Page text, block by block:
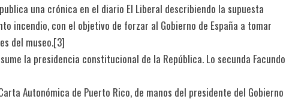
una crónica en el diario El Liberal describiendo la supuesta
incendio, con el objetivo de forzar al Gobierno de España a tomar
del museo.[3]​
la presidencia constitucional de la República. Lo secunda Facundo
Autonómica de Puerto Rico, de manos del presidente del Gobierno